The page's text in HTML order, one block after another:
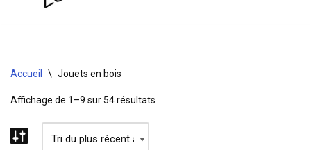
Accueil \ Jouets en bois
Affichage de 1–9 sur 54 résultats